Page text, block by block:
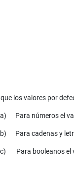
los valores por
a) Para números el
b) Para cadenas y
c) Para booleanos el